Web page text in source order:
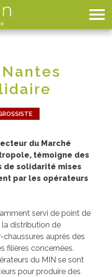
du Marché
témoigne des
solidarité mises
par les opérateurs
servi de point de
distribution de
auprès des
filières concernées.
du MIN se sont
pour produire des